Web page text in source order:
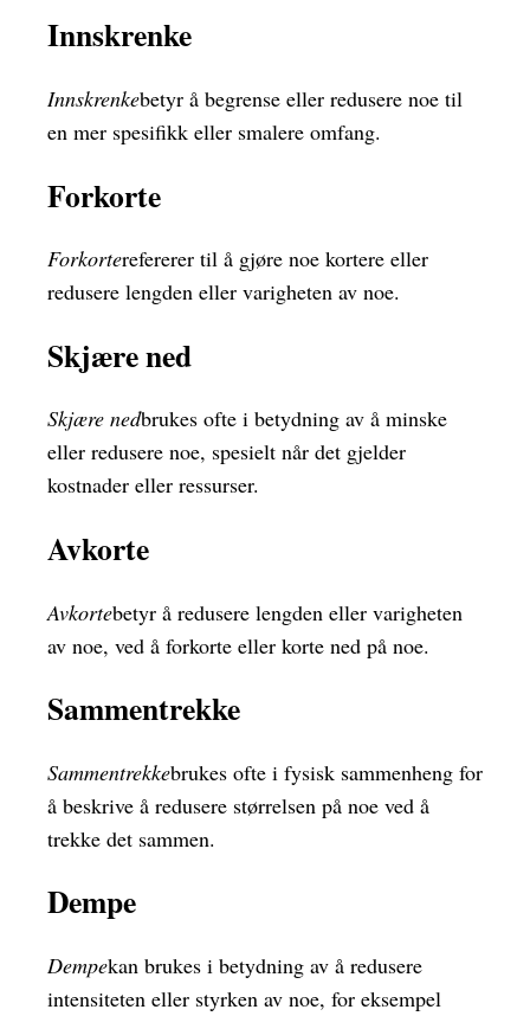
Innskrenke
Innskrenkebetyr å begrense eller redusere noe til
en mer spesifikk eller smalere omfang.
Forkorte
Forkorterefererer til å gjøre noe kortere eller
redusere lengden eller varigheten av noe.
Skjære ned
Skjære nedbrukes ofte i betydning av å minske
eller redusere noe, spesielt når det gjelder
kostnader eller ressurser.
Avkorte
Avkortebetyr å redusere lengden eller varigheten
av noe, ved å forkorte eller korte ned på noe.
Sammentrekke
Sammentrekkebrukes ofte i fysisk sammenheng for
å beskrive å redusere størrelsen på noe ved å
trekke det sammen.
Dempe
Dempekan brukes i betydning av å redusere
intensiteten eller styrken av noe, for eksempel